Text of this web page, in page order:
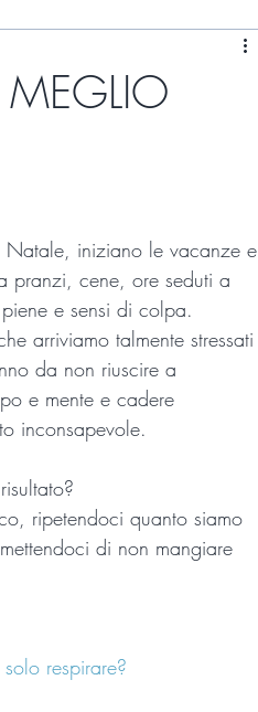
MEGLIO
Natale, iniziano le vacanze e
pranzi, cene, ore seduti a
e sensi di colpa.
arriviamo talmente stressati
da non riuscire a
e mente e cadere
inconsapevole.
ripetendoci quanto siamo
di non mangiare
respirare?